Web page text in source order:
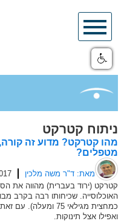
Skip
content
ניתוח קטרקט
מהו קטרקט? מדוע זה
מטפלים?
מאת: ד"ר משה מלכין
קטרקט (ירוד בעברית) מהווה את
כמחצית מגילאי 75
ואפילו אצל תינוקות.